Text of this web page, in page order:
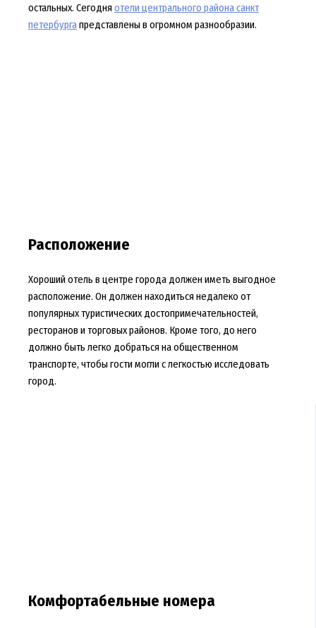
остальных. Сегодняотели центрального района санкт
петербургапредставлены в огромном разнообразии.
Расположение
Хороший отель в центре города должен иметь выгодное
расположение. Он должен находиться недалеко от
популярных туристических достопримечательностей,
ресторанов и торговых районов. Кроме того, до него
должно быть легко добраться на общественном
транспорте, чтобы гости могли с легкостью исследовать
город.
Комфортабельные номера